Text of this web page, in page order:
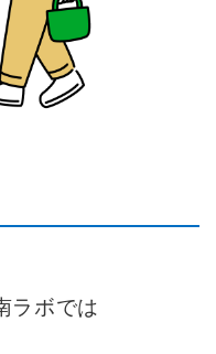
ラボでは